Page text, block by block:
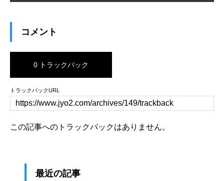
コメント
0 トラックバック
トラックバックURL
この記事へのトラックバックはありません。
最近の記事